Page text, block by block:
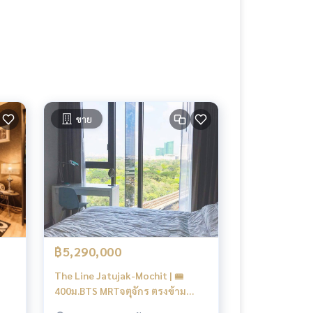
ขาย
฿5,290,000
The Line Jatujak-Mochit | 🚝
400ม.BTS MRTจตุจักร ตรงข้าม